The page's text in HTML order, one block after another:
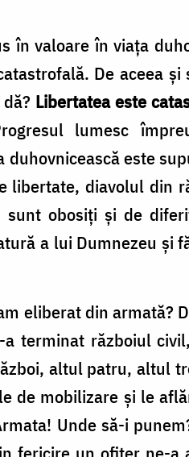
în valoare în viaţa
De aceea
Libertatea este
lumesc
duhovnicească este
libertate, diavolul din
obosiţi şi de
a lui Dumnezeu
eliberat din armată?
terminat războiul
altul patru, altul
de mobilizare şi le
Unde să-i